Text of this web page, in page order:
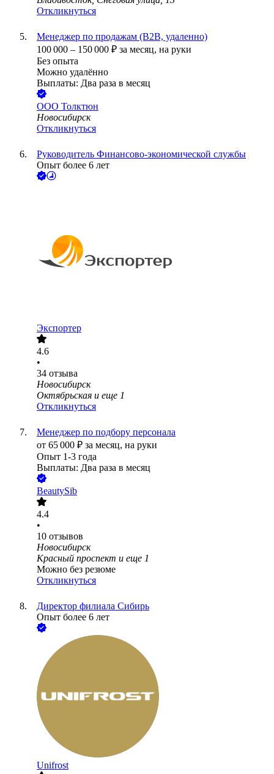
Откликнуться
Менеджер по продажам (B2B, удаленно)
100 000 – 150 000 ₽ за месяц, на руки
Без опыта
Можно удалённо
Выплаты: Два раза в месяц
ООО Толктюн
Новосибирск
Откликнуться
Руководитель Финансово-экономической службы
Опыт более 6 лет
Экспортер
4.6
•
34 отзыва
Новосибирск
Октябрьская и еще 1
Откликнуться
Менеджер по подбору персонала
от 65 000 ₽ за месяц, на руки
Опыт 1-3 года
Выплаты: Два раза в месяц
BeautySib
4.4
•
10 отзывов
Новосибирск
Красный проспект и еще 1
Можно без резюме
Откликнуться
Директор филиала Сибирь
Опыт более 6 лет
Unifrost